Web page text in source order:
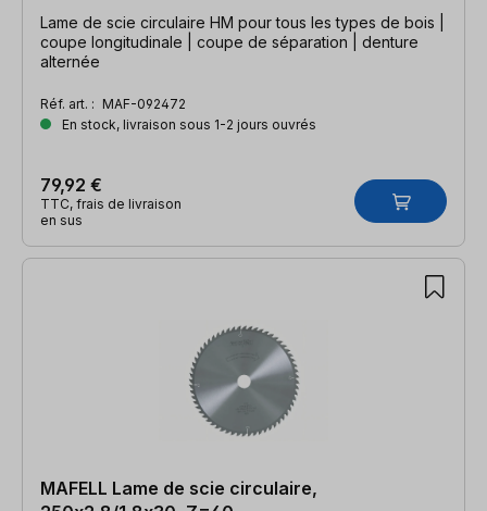
Lame de scie circulaire HM pour tous les types de bois |
coupe longitudinale | coupe de séparation | denture
alternée
Réf. art. : MAF-092472
En stock, livraison sous 1-2 jours ouvrés
79,92 €
TTC, frais de livraison
en sus
MAFELL Lame de scie circulaire,